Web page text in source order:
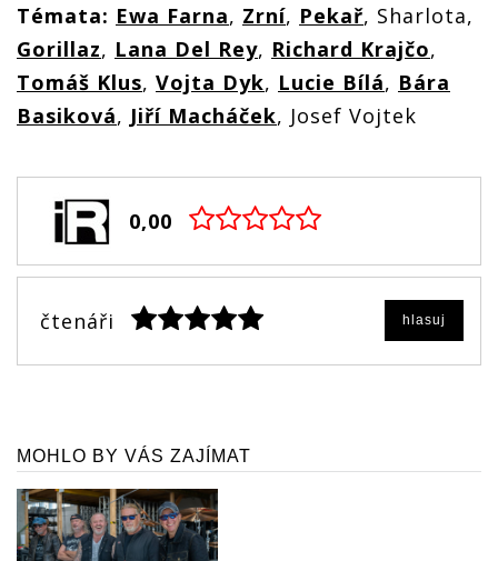
Témata: Ewa Farna, Zrní, Pekař, Sharlota,
Gorillaz, Lana Del Rey, Richard Krajčo,
Tomáš Klus, Vojta Dyk, Lucie Bílá, Bára
Basiková, Jiří Macháček, Josef Vojtek
0,00
čtenáři hlasuj
MOHLO BY VÁS ZAJÍMAT